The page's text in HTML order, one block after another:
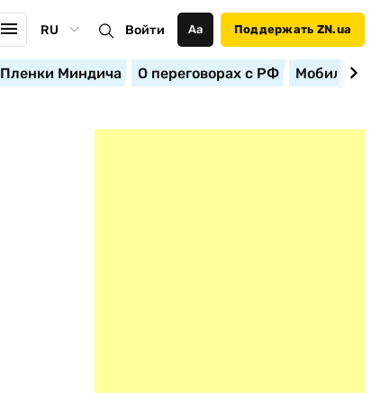
RU Войти Аа Поддержать ZN.ua
Пленки Миндича О переговорах с РФ